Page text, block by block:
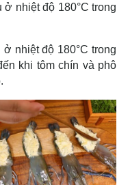
ở nhiệt độ 180°C trong
nhiệt độ 180°C trong
khi tôm chín và phô